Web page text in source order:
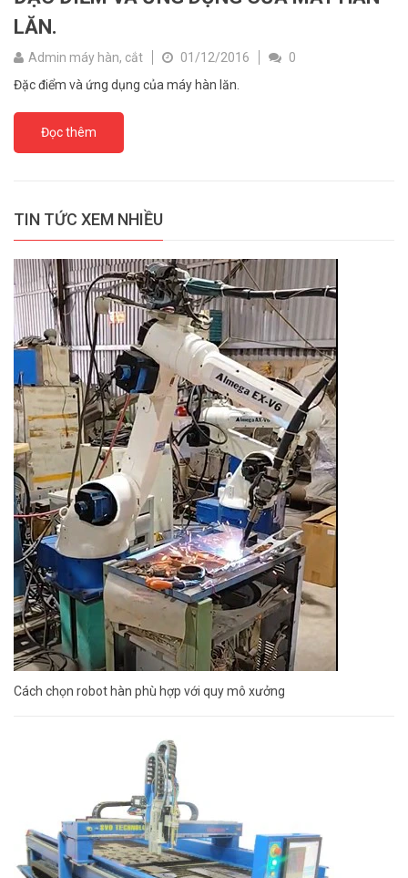
LĂN.
Admin máy hàn, cắt 01/12/2016
0
Đặc điểm và ứng dụng của máy hàn lăn.
Đọc thêm
TIN TỨC XEM NHIỀU
Cách chọn robot hàn phù hợp với quy mô xưởng